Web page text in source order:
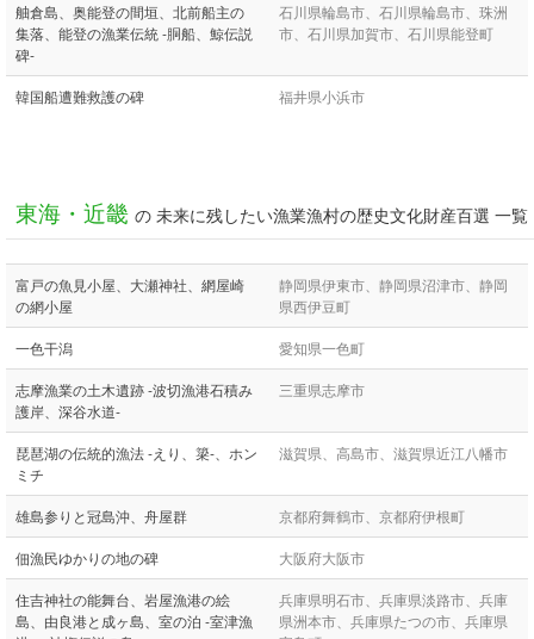
舳倉島、奥能登の間垣、北前船主の
集落、能登の漁業伝統 -胴船、鯨伝説
碑-
石川県輪島市、石川県輪島市、珠洲
市、石川県加賀市、石川県能登町
韓国船遭難救護の碑 福井県小浜市
東海・近畿 の 未来に残したい漁業漁村の歴史文化財産百選 一覧
富戸の魚見小屋、大瀬神社、網屋崎
の網小屋
静岡県伊東市、静岡県沼津市、静岡
県西伊豆町
一色干潟 愛知県一色町
志摩漁業の土木遺跡 -波切漁港石積み
護岸、深谷水道-
三重県志摩市
琵琶湖の伝統的漁法 -えり、簗-、ホン
ミチ
滋賀県、高島市、滋賀県近江八幡市
雄島参りと冠島沖、舟屋群 京都府舞鶴市、京都府伊根町
佃漁民ゆかりの地の碑 大阪府大阪市
住吉神社の能舞台、岩屋漁港の絵
島、由良港と成ヶ島、室の泊 -室津漁
兵庫県明石市、兵庫県淡路市、兵庫
県洲本市、兵庫県たつの市、兵庫県